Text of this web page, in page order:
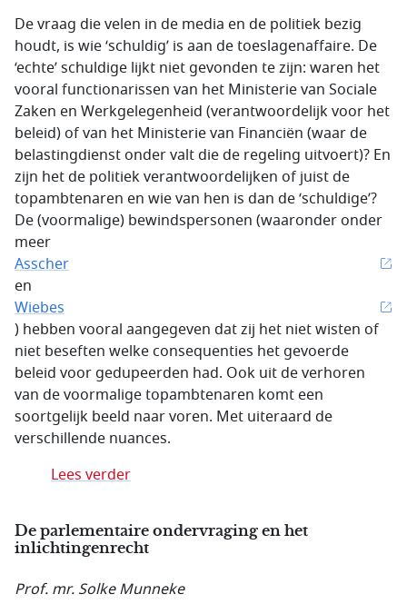
De vraag die velen in de media en de politiek bezig
houdt, is wie ‘schuldig’ is aan de toeslagenaffaire. De
‘echte’ schuldige lijkt niet gevonden te zijn: waren het
vooral functionarissen van het Ministerie van Sociale
Zaken en Werkgelegenheid (verantwoordelijk voor het
beleid) of van het Ministerie van Financiën (waar de
belastingdienst onder valt die de regeling uitvoert)? En
zijn het de politiek verantwoordelijken of juist de
topambtenaren en wie van hen is dan de ‘schuldige’?
De (voormalige) bewindspersonen (waaronder onder
meer
Asscher
en
Wiebes
) hebben vooral aangegeven dat zij het niet wisten of
niet beseften welke consequenties het gevoerde
beleid voor gedupeerden had. Ook uit de verhoren
van de voormalige topambtenaren komt een
soortgelijk beeld naar voren. Met uiteraard de
verschillende nuances.
Lees verder
De parlementaire ondervraging en het
inlichtingenrecht
Prof. mr. Solke Munneke